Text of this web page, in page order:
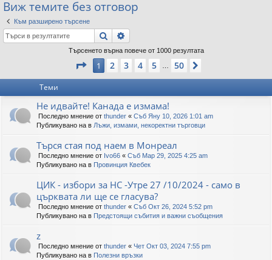
и
вр
ъз
Виж темите без отговор
Към разширено търсене
Търсене
Търсенето върна повече от 1000 резултата
Страница от 50
1 2 3 4 5 50
Теми
Не идвайте! Канада е измама!
Последно мнение от thunder « Съб Яну 10, 2026 1:01 am
Публикувано на в Лъжи, измами, некоректни търговци
Търся стая под наем в Монреал
Последно мнение от Ivo66 « Съб Мар 29, 2025 4:25 am
Публикувано на в Провинция Квебек
ЦИК - избори за НС -Утре 27 /10/2024 - само в
църквата ли ще се гласува?
Последно мнение от thunder « Съб Окт 26, 2024 5:52 pm
Публикувано на в Предстоящи събития и важни съобщения
z
Последно мнение от thunder « Чет Окт 03, 2024 7:55 pm
Публикувано на в Полезни връзки